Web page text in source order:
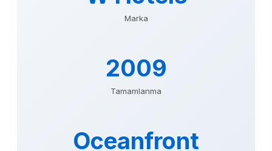
Marka
2009
Tamamlanma
Oceanfront